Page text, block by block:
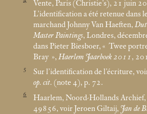
Vente, Paris (Christie’s), 21 juin
L’identification a été retenue dans
marchand Johnny Van Haeften,
Master Paintings, Londres,
dans Pieter Biesboer, « Twee
Bray », Haerlem Jaarboek 2011,
5
Sur l’identification de l’écriture,
op. cit. (note 4), p. 72.
6
Haarlem, Noord-Hollands
49856, voir Jeroen Giltaij, Jan de